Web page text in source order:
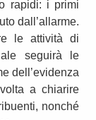
rapidi: i primi
dall’allarme.
le attività di
seguirà le
dell’evidenza
a chiarire
nonché